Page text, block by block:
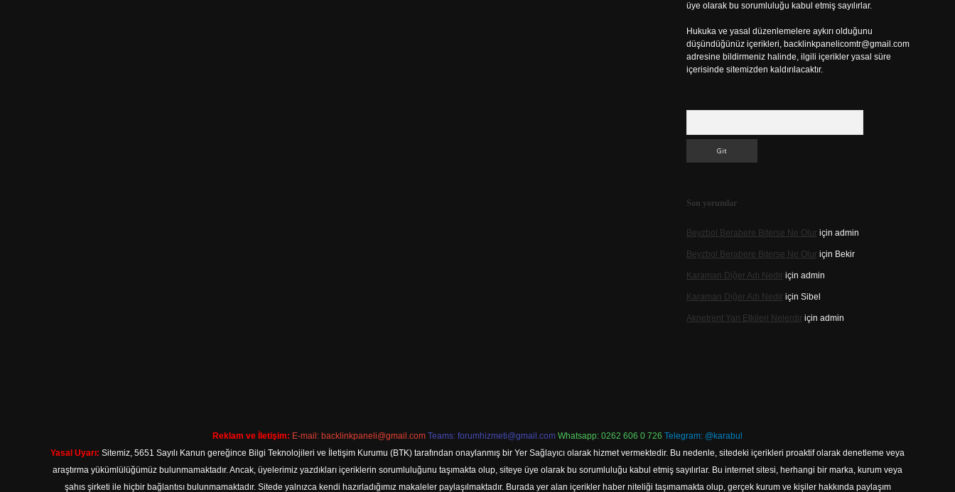
üye olarak bu sorumluluğu kabul etmiş sayılırlar.
Hukuka ve yasal düzenlemelere aykırı olduğunu
düşündüğünüz içerikleri, backlinkpanelicomtr@gmail.com
adresine bildirmeniz halinde, ilgili içerikler yasal süre
içerisinde sitemizden kaldırılacaktır.
Son yorumlar
Beyzbol Berabere Biterse Ne Oluriçin admin
Beyzbol Berabere Biterse Ne Oluriçin Bekir
Karaman Diğer Adı Nediriçin admin
Karaman Diğer Adı Nediriçin Sibel
Aknetrent Yan Etkileri Nelerdiriçin admin
Reklam ve İletişim: E-mail: backlinkpaneli@gmail.com Teams: forumhizmeti@gmail.com Whatsapp: 0262 606 0 726 Telegram: @karabul
Yasal Uyarı: Sitemiz, 5651 Sayılı Kanun gereğince Bilgi Teknolojileri ve İletişim Kurumu (BTK) tarafından onaylanmış bir Yer Sağlayıcı olarak hizmet vermektedir. Bu nedenle, sitedeki içerikleri proaktif olarak denetleme veya
araştırma yükümlülüğümüz bulunmamaktadır. Ancak, üyelerimiz yazdıkları içeriklerin sorumluluğunu taşımakta olup, siteye üye olarak bu sorumluluğu kabul etmiş sayılırlar. Bu internet sitesi, herhangi bir marka, kurum veya
şahıs şirketi ile hiçbir bağlantısı bulunmamaktadır. Sitede yalnızca kendi hazırladığımız makaleler paylaşılmaktadır. Burada yer alan içerikler haber niteliği taşımamakta olup, gerçek kurum ve kişiler hakkında paylaşım